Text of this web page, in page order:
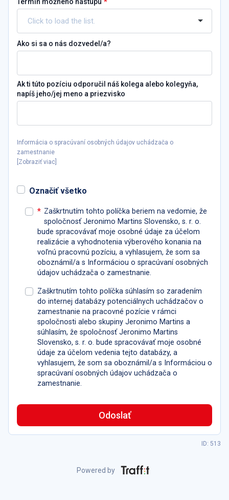
Ako si sa o nás dozvedel/a?
Ak ti túto pozíciu odporučil náš kolega alebo kolegyňa,
napíš jeho/jej meno a priezvisko
Informácia o spracúvaní osobných údajov uchádzača o
zamestnanie
Zobraziť viac
Označiť všetko
* Zaškrtnutím tohto políčka beriem na vedomie, že
spoločnosť Jeronimo Martins Slovensko, s. r. o.
bude spracovávať moje osobné údaje za účelom
realizácie a vyhodnotenia výberového konania na
voľnú pracovnú pozíciu, a vyhlasujem, že som sa
oboznámil/a s Informáciou o spracúvaní osobných
údajov uchádzača o zamestnanie.
Zaškrtnutím tohto políčka súhlasím so zaradením
do internej databázy potenciálnych uchádzačov o
zamestnanie na pracovné pozície v rámci
spoločnosti alebo skupiny Jeronimo Martins a
súhlasím, že spoločnosť Jeronimo Martins
Slovensko, s. r. o. bude spracovávať moje osobné
údaje za účelom vedenia tejto databázy, a
vyhlasujem, že som sa oboznámil/a s Informáciou o
spracúvaní osobných údajov uchádzača o
zamestnanie.
Odoslať
ID: 513
Powered by